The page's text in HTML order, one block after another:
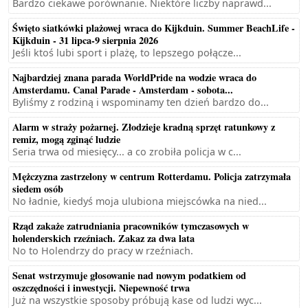
Bardzo ciekawe porównanie. Niektóre liczby naprawd...
Święto siatkówki plażowej wraca do Kijkduin. Summer BeachLife -
Kijkduin - 31 lipca-9 sierpnia 2026
Jeśli ktoś lubi sport i plażę, to lepszego połącze...
Najbardziej znana parada WorldPride na wodzie wraca do
Amsterdamu. Canal Parade - Amsterdam - sobota...
Byliśmy z rodziną i wspominamy ten dzień bardzo do...
Alarm w straży pożarnej. Złodzieje kradną sprzęt ratunkowy z
remiz, mogą zginąć ludzie
Seria trwa od miesięcy... a co zrobiła policja w c...
Mężczyzna zastrzelony w centrum Rotterdamu. Policja zatrzymała
siedem osób
No ładnie, kiedyś moja ulubiona miejscówka na nied...
Rząd zakaże zatrudniania pracowników tymczasowych w
holenderskich rzeźniach. Zakaz za dwa lata
No to Holendrzy do pracy w rzeźniach.
Senat wstrzymuje głosowanie nad nowym podatkiem od
oszczędności i inwestycji. Niepewność trwa
Już na wszystkie sposoby próbują kase od ludzi wyc...